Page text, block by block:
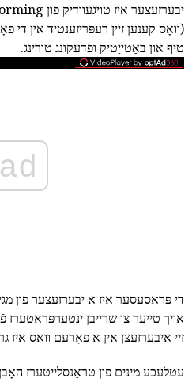
(וואָס קענען זיין רעפּריזענטיד אין
טיף און באַטייַטיק ופדעקונג טורינג.
ad
די פּראַסעסער איז אַ יבערזעצער פון
אויך טייַער צו שרייַבן
זיי איבערזעצן אין אַ פאָרעם וואס איז
עטלעכע מינים פון טראַנסלייטערז